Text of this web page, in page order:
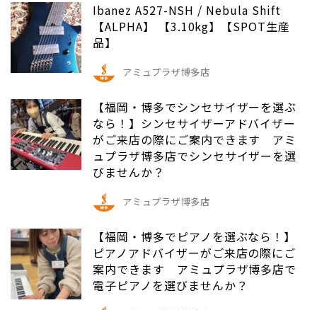
Ibanez A527-NSH / Nebula Shift
【ALPHA】 【3.10kg】【SPOT生産
品】
アミュプラザ博多店
【福岡・博多でシンセサイザーを選ぶ
なら！】シンセサイザーアドバイザー
がご来店の際にご案内できます アミ
ュプラザ博多店でシンセサイザーを選
びませんか？
アミュプラザ博多店
【福岡・博多でピアノを選ぶなら！】
ピアノアドバイザーがご来店の際にご
案内できます アミュプラザ博多店で
電子ピアノを選びませんか？